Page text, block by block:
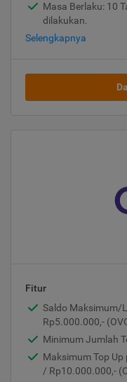
Masa Berlaku: 10
dilakukan.
Selengkapnya
Fitur
Saldo Maksimum/
Rp5.000.000,-
Minimum Jumlah
Maksimum Top Up
/ Rp10.000.000,-